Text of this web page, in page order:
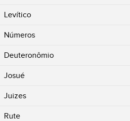
Levítico
Números
Deuteronômio
Josué
Juizes
Rute